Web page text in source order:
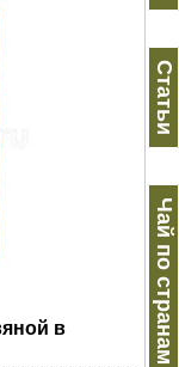
в
Статьи
Чай по странам